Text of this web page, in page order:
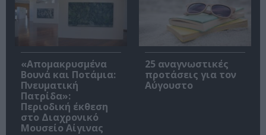
«Απομακρυσμένα
Βουνά και Ποτάμια:
Πνευματική
Πατρίδα»:
Περιοδική έκθεση
στο Διαχρονικό
Μουσείο Αίγινας
25 αναγνωστικές
προτάσεις για τον
Αύγουστο